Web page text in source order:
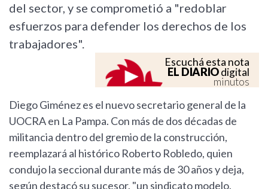
del sector, y se comprometió a "redoblar
esfuerzos para defender los derechos de los
trabajadores".
Escuchá esta nota
EL DIARIOdigital
minutos
Diego Giménez es el nuevo secretario general de la
UOCRA en La Pampa. Con más de dos décadas de
militancia dentro del gremio de la construcción,
reemplazará al histórico Roberto Robledo, quien
condujo la seccional durante más de 30 años y deja,
según destacó su sucesor, "un sindicato modelo,